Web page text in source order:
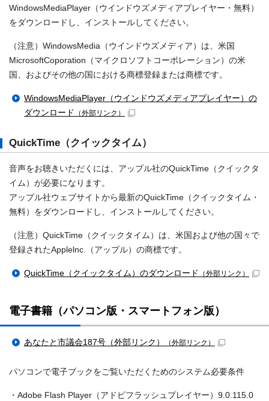
WindowsMediaPlayer（ウインドウズメディアプレイヤー・無料）
をダウンロードし、インストールしてください。
（注意）WindowsMedia（ウインドウズメディア）は、米国
MicrosoftCoporation（マイクロソフトコーポレーション）の米
国、およびその他の国における商標登録または商標です。
WindowsMediaPlayer（ウインドウズメディアプレイヤー）の
ダウンロード
（外部リンク）
QuickTime（クイックタイム）
音声をお聴きいただくには、アップル社のQuickTime（クイックタ
イム）が必要になります。
アップル社ウェブサイトから最新のQuickTime（クイックタイム・
無料）をダウンロードし、インストールしてください。
（注意）QuickTime（クイックタイム）は、米国および他の国々で
登録されたApplelnc.（アップル）の商標です。
QuickTime（クイックタイム）のダウンロード （外部リンク）
電子書籍（パソコン版・スマートフォン版）
あなたと市議会187号（外部リンク） （外部リンク）
パソコンで電子ブックをご覧いただくためのシステム必要条件
・Adobe Flash Player（アドビフラッシュプレイヤー）9.0.115.0